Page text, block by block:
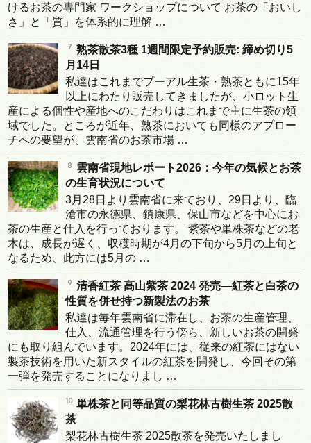
けるお茶の専門家 ワークショップについて お茶の「おいし
さ」と「質」を体系的に理解 …
熟茶散茶3種 1週間限定予約販売: 締め切り5
月14日
私達はこれまでプーアル生茶・熟茶ともに15年
以上にわたり販売してきましたが、小ロット生
産による個性や産地へのこだわりはこれまで主に生茶の領
域でした。ところが近年、熟茶においても同様のアプロー
チへの要望が、雲南省のお茶市場 …
雲南省現地レポート2026：今年の気候とお茶
の生育状況について
3月28日より雲南省に来ており、29日より、臨
滄市の永德県、鎮康県、保山市などを中心にお
茶の生産と仕入を行っております。 紫茶や単株茶などの老
木は、成長が遅く、収穫時期が4月の下旬から5月の上旬と
なるため、此方には5月の …
清香紅茶 高山紫茶 2024 発売―紅茶と白茶の
性質を併せ持つ新製法のお茶
私達は毎年雲南省に滞在し、お茶の生産管理、
仕入、流通管理を行う傍ら、新しいお茶の開発
にも取り組んでいます。2024年には、従来の紅茶にはない
製茶技術を用いた新スタイルの紅茶を開発し、今回その第
一弾を発売することになりまし …
単株茶と同等品質の梨花林古樹生茶 2025散
茶
梨花林古樹生茶 2025散茶を発売いたしまし